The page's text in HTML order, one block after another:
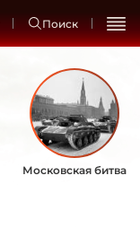
Поиск
Московская битва